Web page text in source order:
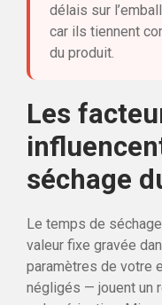
délais sur
car ils tiennent
du produit.
Les
séchage
Le temps de
valeur fixe gravée
paramètres de votre
négligés — jouent un